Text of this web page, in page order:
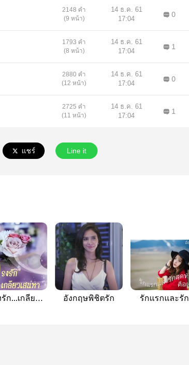
2148 คำ
(9 หน้า)
14 ธ.ค. 61
17:04
0
1793 คำ
(8 หน้า)
14 ธ.ค. 61
17:04
1
2880 คำ
(12 หน้า)
14 ธ.ค. 61
17:04
0
2725 คำ
(11 หน้า)
14 ธ.ค. 61
17:04
1
แชร์ Line it
ก...เกลียว
อังกฤษพิชิตรัก
รักแรกและรัก